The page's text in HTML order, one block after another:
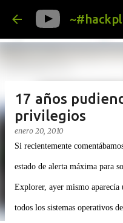
Ir al
17 años
privilegios
enero 20, 2010
Si recientemente
estado de alerta máxima para
Explorer, ayer mismo aparecía
todos los sistemas operativos